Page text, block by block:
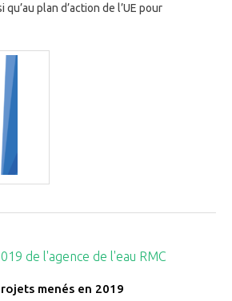
plan d’action de l’UE pour
de l'agence de l'eau RMC
menés en 2019